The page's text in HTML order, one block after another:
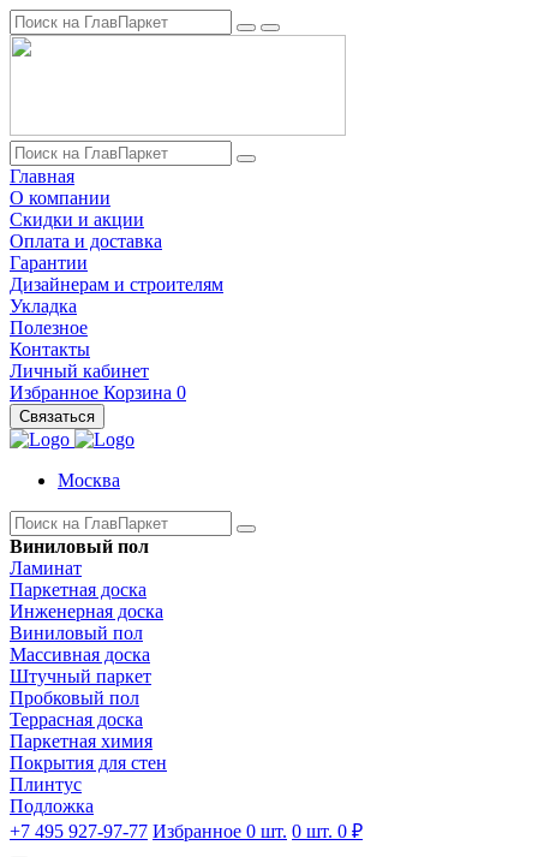
Главная
О компании
Скидки и акции
Оплата и доставка
Гарантии
Дизайнерам и строителям
Укладка
Полезное
Контакты
Личный кабинет
Избранное Корзина 0
Связаться
Москва
Виниловый пол
Ламинат
Паркетная доска
Инженерная доска
Виниловый пол
Массивная доска
Штучный паркет
Пробковый пол
Террасная доска
Паркетная химия
Покрытия для стен
Плинтус
Подложка
+7 495 927-97-77 Избранное 0 шт. 0 шт. 0 ₽